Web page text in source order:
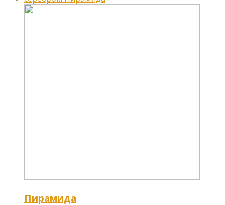
Пирамида